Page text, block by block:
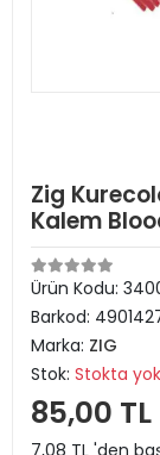
Zig
Kalem
Ürün Kodu:
Barkod:
Marka: ZIG
Stok: Stokta yok
85,00 TL
7,08 TL 'den